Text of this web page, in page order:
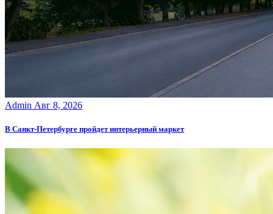
Admin Авг 8, 2026
В Санкт-Петербурге пройдет интерьерный маркет